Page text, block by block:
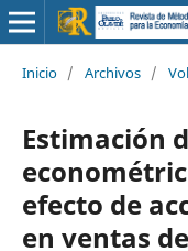
Inicio / Archivos /
Estimación
efecto de
en ventas